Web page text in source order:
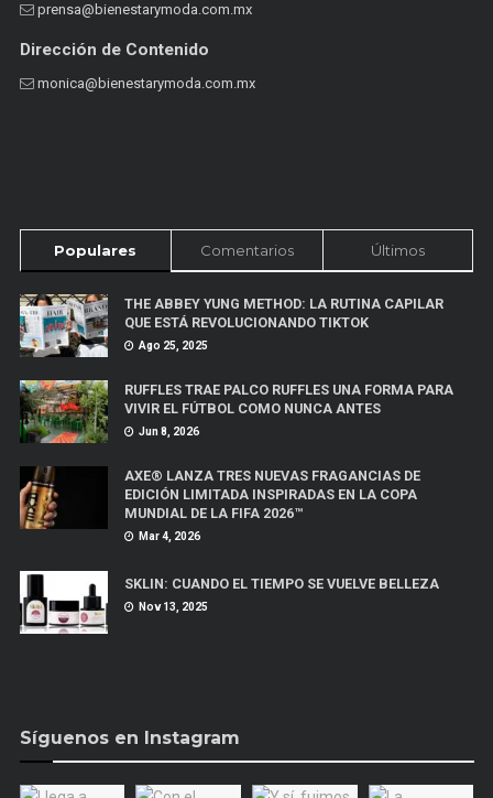
prensa@bienestarymoda.com.mx
Dirección de Contenido
monica@bienestarymoda.com.mx
Populares Comentarios Últimos
THE ABBEY YUNG METHOD: LA RUTINA CAPILAR
QUE ESTÁ REVOLUCIONANDO TIKTOK
Ago 25, 2025
RUFFLES TRAE PALCO RUFFLES UNA FORMA PARA
VIVIR EL FÚTBOL COMO NUNCA ANTES
Jun 8, 2026
AXE® LANZA TRES NUEVAS FRAGANCIAS DE
EDICIÓN LIMITADA INSPIRADAS EN LA COPA
MUNDIAL DE LA FIFA 2026™
Mar 4, 2026
SKLIN: CUANDO EL TIEMPO SE VUELVE BELLEZA
Nov 13, 2025
Síguenos en Instagram